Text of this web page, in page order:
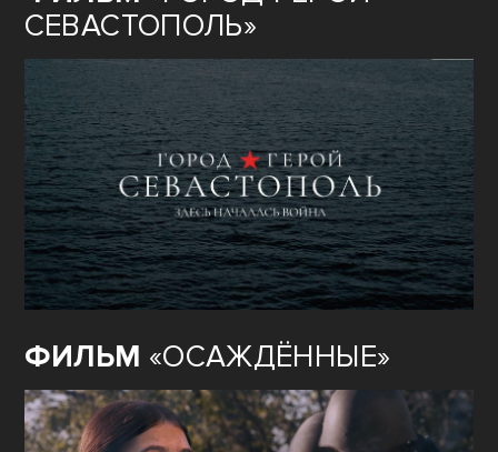
СЕВАСТОПОЛЬ»
ФИЛЬМ «ОСАЖДЁННЫЕ»